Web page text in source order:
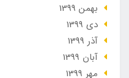
بهمن 1399
دی 1399
آذر 1399
آبان 1399
مهر 1399